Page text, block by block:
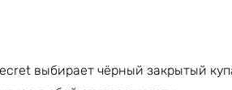
выбирает чёрный закрытый